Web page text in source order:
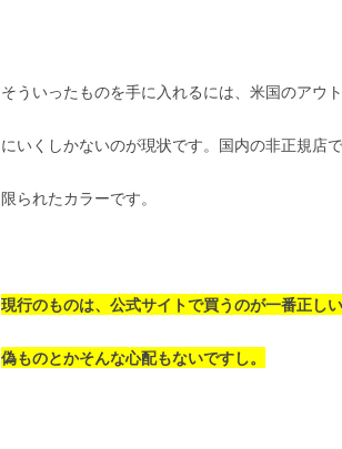
そういったものを手に入れるには、米国のアウ
にいくしかないのが現状です。国内の非正規店
限られたカラーです。
現行のものは、公式サイトで買うのが一番正しい
偽ものとかそんな心配もないですし。